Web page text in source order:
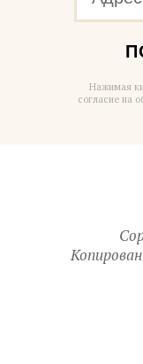
Нажимая
согласие на